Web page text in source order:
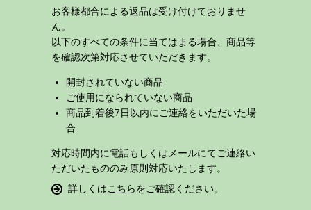
お客様都合による返品は受け付けておりませ
ん。
以下のすべての条件に当てはまる場合、商品等
を確認次第対応させていただきます。
開封されていない商品
ご使用になられていない商品
商品到着後7日以内にご連絡をいただいた場
合
対応時間内に電話もしくはメールにてご連絡い
ただいたもののみ原則対応いたします。
詳しくはこちらをご確認ください。